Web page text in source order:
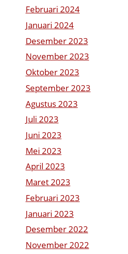
Februari 2024
Januari 2024
Desember 2023
November 2023
Oktober 2023
September 2023
Agustus 2023
Juli 2023
Juni 2023
Mei 2023
April 2023
Maret 2023
Februari 2023
Januari 2023
Desember 2022
November 2022